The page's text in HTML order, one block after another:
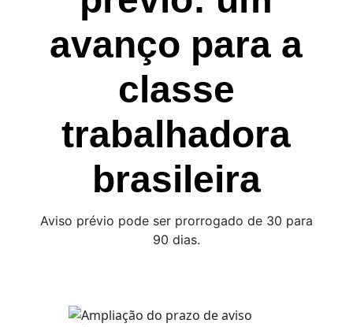
avanço para a
classe
trabalhadora
brasileira
Aviso prévio pode ser prorrogado de 30 para
90 dias.